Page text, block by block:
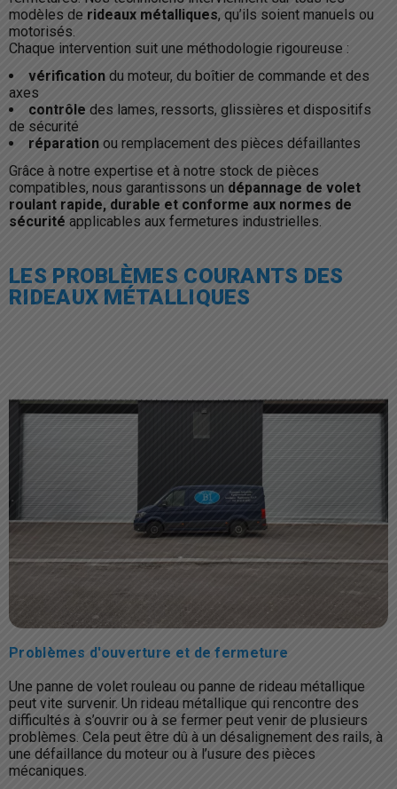
modèles de rideaux métalliques, qu’ils soient manuels ou
motorisés.
Chaque intervention suit une méthodologie rigoureuse :
vérification du moteur, du boîtier de commande et des
axes
contrôle des lames, ressorts, glissières et dispositifs
de sécurité
réparation ou remplacement des pièces défaillantes
Grâce à notre expertise et à notre stock de pièces
compatibles, nous garantissons un dépannage de volet
roulant rapide, durable et conforme aux normes de
sécurité applicables aux fermetures industrielles.
LES PROBLÈMES COURANTS DES
RIDEAUX MÉTALLIQUES
Problèmes d'ouverture et de fermeture
Une panne de volet rouleau ou panne de rideau métallique
peut vite survenir. Un rideau métallique qui rencontre des
difficultés à s’ouvrir ou à se fermer peut venir de plusieurs
problèmes. Cela peut être dû à un désalignement des rails, à
une défaillance du moteur ou à l’usure des pièces
mécaniques.